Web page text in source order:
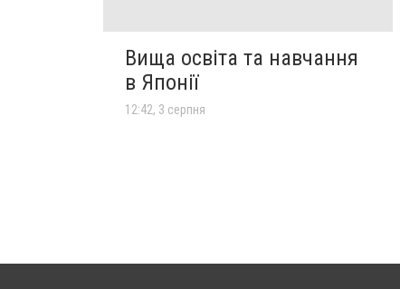
Вища освіта та навчання
в Японії
12:42, 3 серпня